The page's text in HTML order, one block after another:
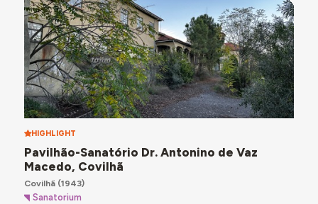
HIGHLIGHT
Pavilhão-Sanatório Dr. Antonino de Vaz
Macedo, Covilhã
Covilhã(1943)
Sanatorium